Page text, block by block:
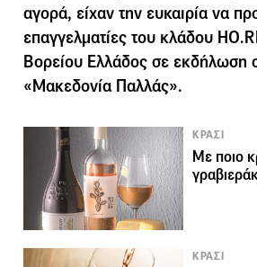
αγορά, είχαν την ευκαιρία να
επαγγελματίες του κλάδου
Βορείου Ελλάδος σε εκδήλωση
«Μακεδονία Παλλάς».
ΚΡΑΣΙ
Με ποιο
ΚΡΑΣΙ